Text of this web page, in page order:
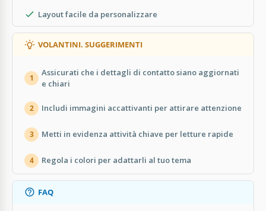
Layout facile da personalizzare
VOLANTINI. SUGGERIMENTI
1
Assicurati che i dettagli di contatto siano aggiornati
e chiari
2 Includi immagini accattivanti per attirare attenzione
3 Metti in evidenza attività chiave per letture rapide
4 Regola i colori per adattarli al tuo tema
FAQ